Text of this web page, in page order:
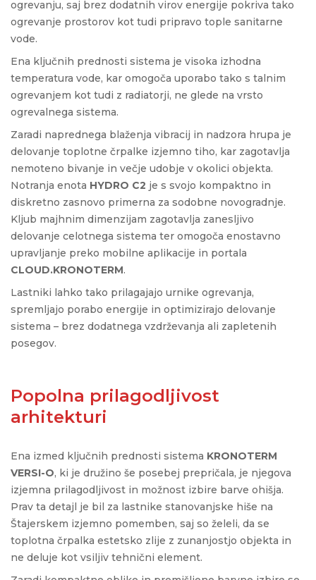
ogrevanju, saj brez dodatnih virov energije pokriva tako
ogrevanje prostorov kot tudi pripravo tople sanitarne
vode.
Ena ključnih prednosti sistema je visoka izhodna
temperatura vode, kar omogoča uporabo tako s talnim
ogrevanjem kot tudi z radiatorji, ne glede na vrsto
ogrevalnega sistema.
Zaradi naprednega blaženja vibracij in nadzora hrupa je
delovanje toplotne črpalke izjemno tiho, kar zagotavlja
nemoteno bivanje in večje udobje v okolici objekta.
Notranja enota HYDRO C2 je s svojo kompaktno in
diskretno zasnovo primerna za sodobne novogradnje.
Kljub majhnim dimenzijam zagotavlja zanesljivo
delovanje celotnega sistema ter omogoča enostavno
upravljanje preko mobilne aplikacije in portala
CLOUD.KRONOTERM.
Lastniki lahko tako prilagajajo urnike ogrevanja,
spremljajo porabo energije in optimizirajo delovanje
sistema – brez dodatnega vzdrževanja ali zapletenih
posegov.
Popolna prilagodljivost
arhitekturi
Ena izmed ključnih prednosti sistema KRONOTERM
VERSI-O, ki je družino še posebej prepričala, je njegova
izjemna prilagodljivost in možnost izbire barve ohišja.
Prav ta detajl je bil za lastnike stanovanjske hiše na
Štajerskem izjemno pomemben, saj so želeli, da se
toplotna črpalka estetsko zlije z zunanjostjo objekta in
ne deluje kot vsiljiv tehnični element.